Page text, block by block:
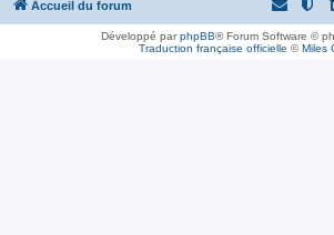
Accueil du forum
Développé parphpBB® Forum Software ©
Traduction française officielle ©Miles